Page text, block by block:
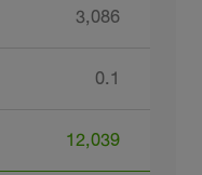
3,086
0.1
12,039